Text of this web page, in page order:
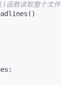
数读取整个文件